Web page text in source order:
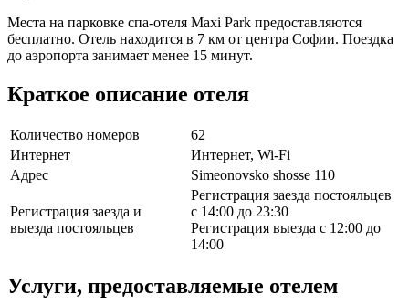
Места на парковке спа-отеля Maxi Park предоставляются
бесплатно. Отель находится в 7 км от центра Софии. Поездка
до аэропорта занимает менее 15 минут.
Краткое описание отеля
Количество номеров
62
Интернет
Интернет, Wi-Fi
Адрес
Simeonovsko shosse 110
Регистрация заезда и
выезда постояльцев
Регистрация заезда постояльцев
с 14:00 до 23:30
Регистрация выезда с 12:00 до
14:00
Услуги, предоставляемые отелем